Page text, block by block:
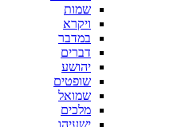
שמות
ויקרא
במדבר
דברים
יהושע
שופטים
שמואל
מלכים
ישעיהו